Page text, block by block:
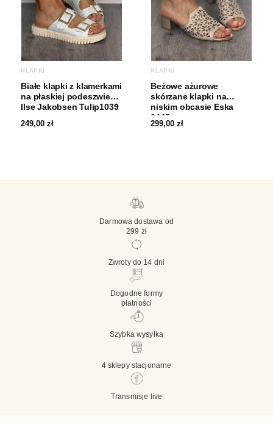
KLAPKI
Białe klapki z klamerkami
na płaskiej podeszwie
Ilse Jakobsen Tulip1039
249,00zł
KLAPKI
Beżowe ażurowe
skórzane klapki na
niskim obcasie Eska
0445
299,00zł
Darmowa dostawa od
299 zł
Zwroty do 14 dni
Dogodne formy
płatności
Szybka wysyłka
4 sklepy stacjonarne
Transmisje live